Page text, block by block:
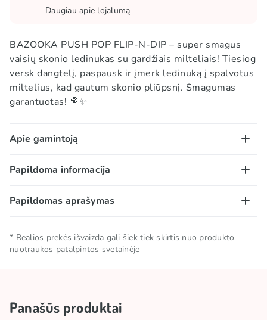
Daugiau apie lojalumą
BAZOOKA PUSH POP FLIP-N-DIP – super smagus
vaisių skonio ledinukas su gardžiais milteliais! Tiesiog
versk dangtelį, paspausk ir įmerk ledinuką į spalvotus
miltelius, kad gautum skonio pliūpsnį. Smagumas
garantuotas! 🍭✨
Apie gamintoją
Bazooka Candy Brands yra pirmaujanti konditerijos
saldainius. Bendrovės ištakos siekia XX a. ketvirtąjį
dešimtmetį, kai Jungtinėse Amerikos Valstijose buvo
įmonė išplėtė savo gaminių asortimentą ir įtraukė
daugybę interaktyvių saldumynų, pvz:
mėgėjų.
Papildoma informacija
Grynasis kiekis 0.025 KG
Laikymo sąlygos Laikyti vėsioje ir sausoje vietoje.
Papildomas aprašymas
* Realios prekės išvaizda gali šiek tiek skirtis nuo produkto
nuotraukos patalpintos svetainėje
Panašūs produktai